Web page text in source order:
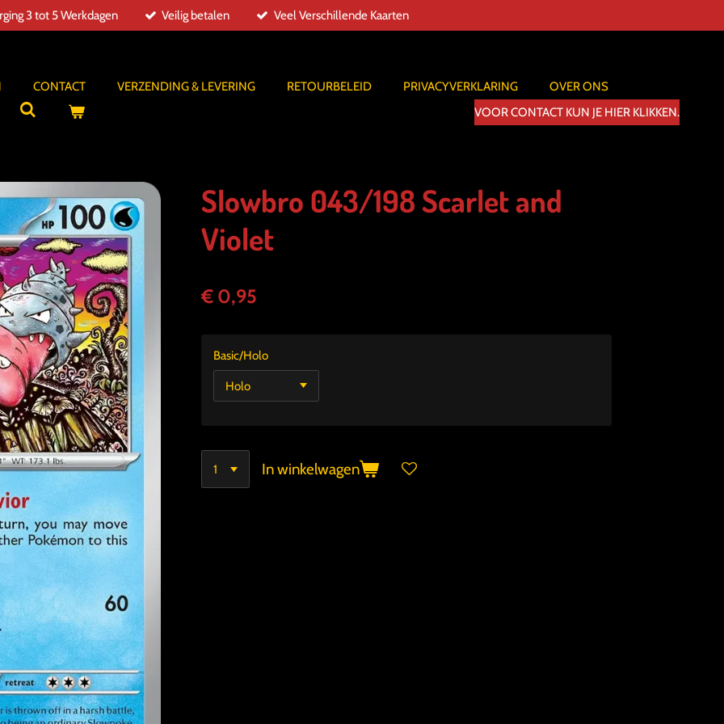
3 tot 5 Werkdagen Veilig betalen Veel Verschillende Kaarten
CONTACT VERZENDING & LEVERING RETOURBELEID PRIVACYVERKLARING
OVER ONS
VOOR CONTACT KUN JE HIER KLIKKEN.
Slowbro 043/198 Scarlet and
Violet
€ 0,95
Basic/Holo
In winkelwagen